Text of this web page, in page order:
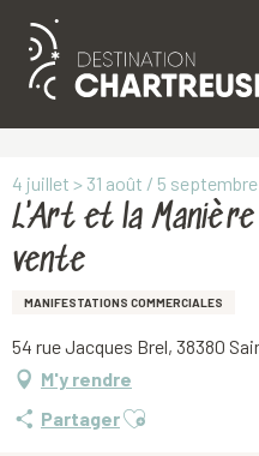
Aller
principal
4 juillet > 31 août / 5
L'Art et la
vente
MANIFESTATIONS COMMERCIALES
54 rue Jacques Brel, 38380
M'y rendre
PartagerAjouter aux